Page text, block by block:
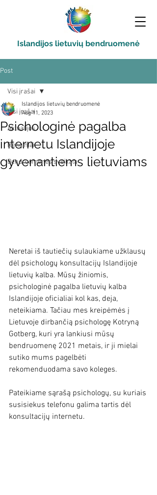
Islandijos lietuvių bendruomenė
Post
Visi įrašai
Aktualijos
Renginiai
Bendruomenės sveikata
Visi įrašai
Psichologinė pagalba
internetu Islandijoje
gyvenantiems lietuviams
Islandijos lietuvių bendruomenė
Aug 11, 2023
Neretai iš tautiečių sulaukiame užklausų
dėl psichologų konsultacijų Islandijoje
lietuvių kalba. Mūsų žiniomis,
psichologinė pagalba lietuvių kalba
Islandijoje oficialiai kol kas, deja,
neteikiama. Tačiau mes kreipėmės į
Lietuvoje dirbančią psichologę Kotryną
Gotberg, kuri yra lankiusi mūsų
bendruomenę 2021 metais, ir ji mielai
sutiko mums pagelbėti
rekomenduodama savo koleges.
Pateikiame sąrašą psichologų, su kuriais
susisiekus telefonu galima tartis dėl
konsultacijų internetu.